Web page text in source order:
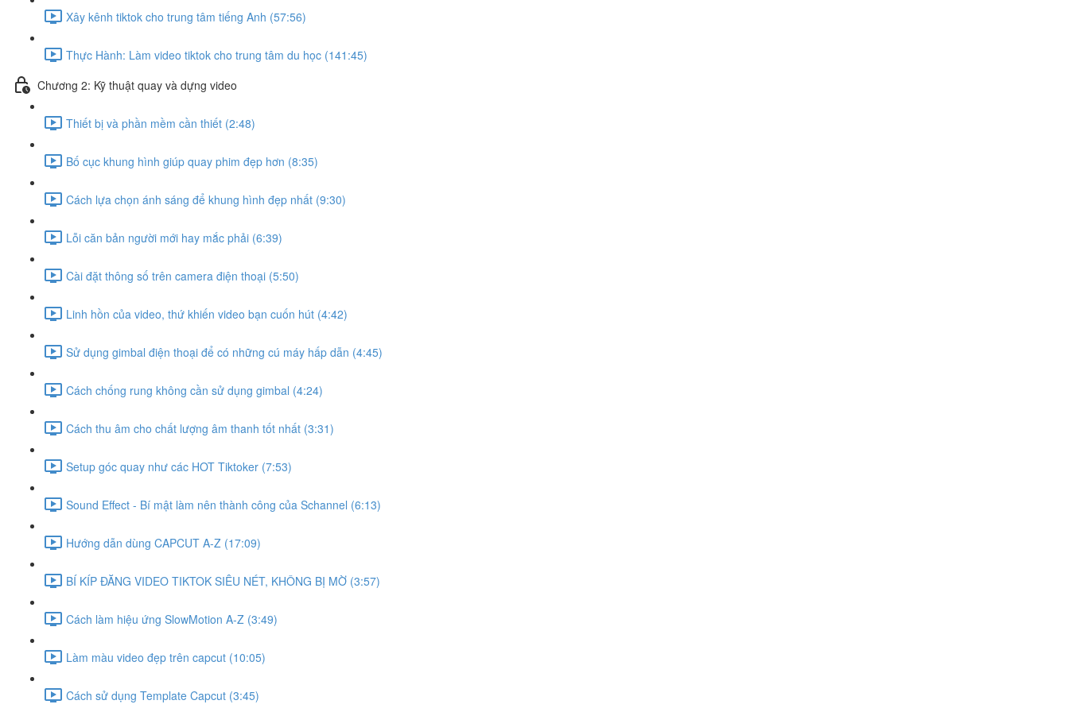
Xây kênh tiktok cho trung tâm tiếng Anh (57:56)
Thực Hành: Làm video tiktok cho trung tâm du học (141:45)
Chương 2: Kỹ thuật quay và dựng video
Thiết bị và phần mềm cần thiết (2:48)
Bố cục khung hình giúp quay phim đẹp hơn (8:35)
Cách lựa chọn ánh sáng để khung hình đẹp nhất (9:30)
Lỗi căn bản người mới hay mắc phải (6:39)
Cài đặt thông số trên camera điện thoại (5:50)
Linh hồn của video, thứ khiến video bạn cuốn hút (4:42)
Sử dụng gimbal điện thoại để có những cú máy hấp dẫn (4:45)
Cách chống rung không cần sử dụng gimbal (4:24)
Cách thu âm cho chất lượng âm thanh tốt nhất (3:31)
Setup góc quay như các HOT Tiktoker (7:53)
Sound Effect - Bí mật làm nên thành công của Schannel (6:13)
Hướng dẫn dùng CAPCUT A-Z (17:09)
BÍ KÍP ĐĂNG VIDEO TIKTOK SIÊU NÉT, KHÔNG BỊ MỜ (3:57)
Cách làm hiệu ứng SlowMotion A-Z (3:49)
Làm màu video đẹp trên capcut (10:05)
Cách sử dụng Template Capcut (3:45)